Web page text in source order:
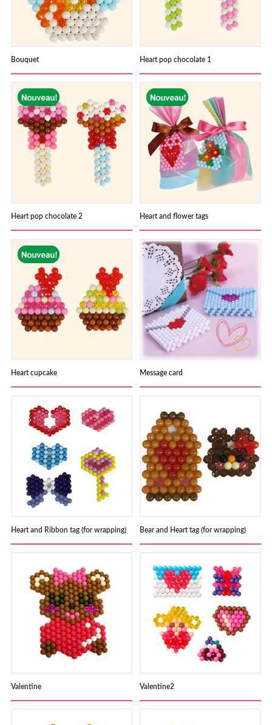
Bouquet Heart pop chocolate 1
Heart pop chocolate 2 Heart and flower tags
Heart cupcake Message card
Heart and Ribbon tag (for wrapping) Bear and Heart tag (for wrapping)
Valentine Valentine2